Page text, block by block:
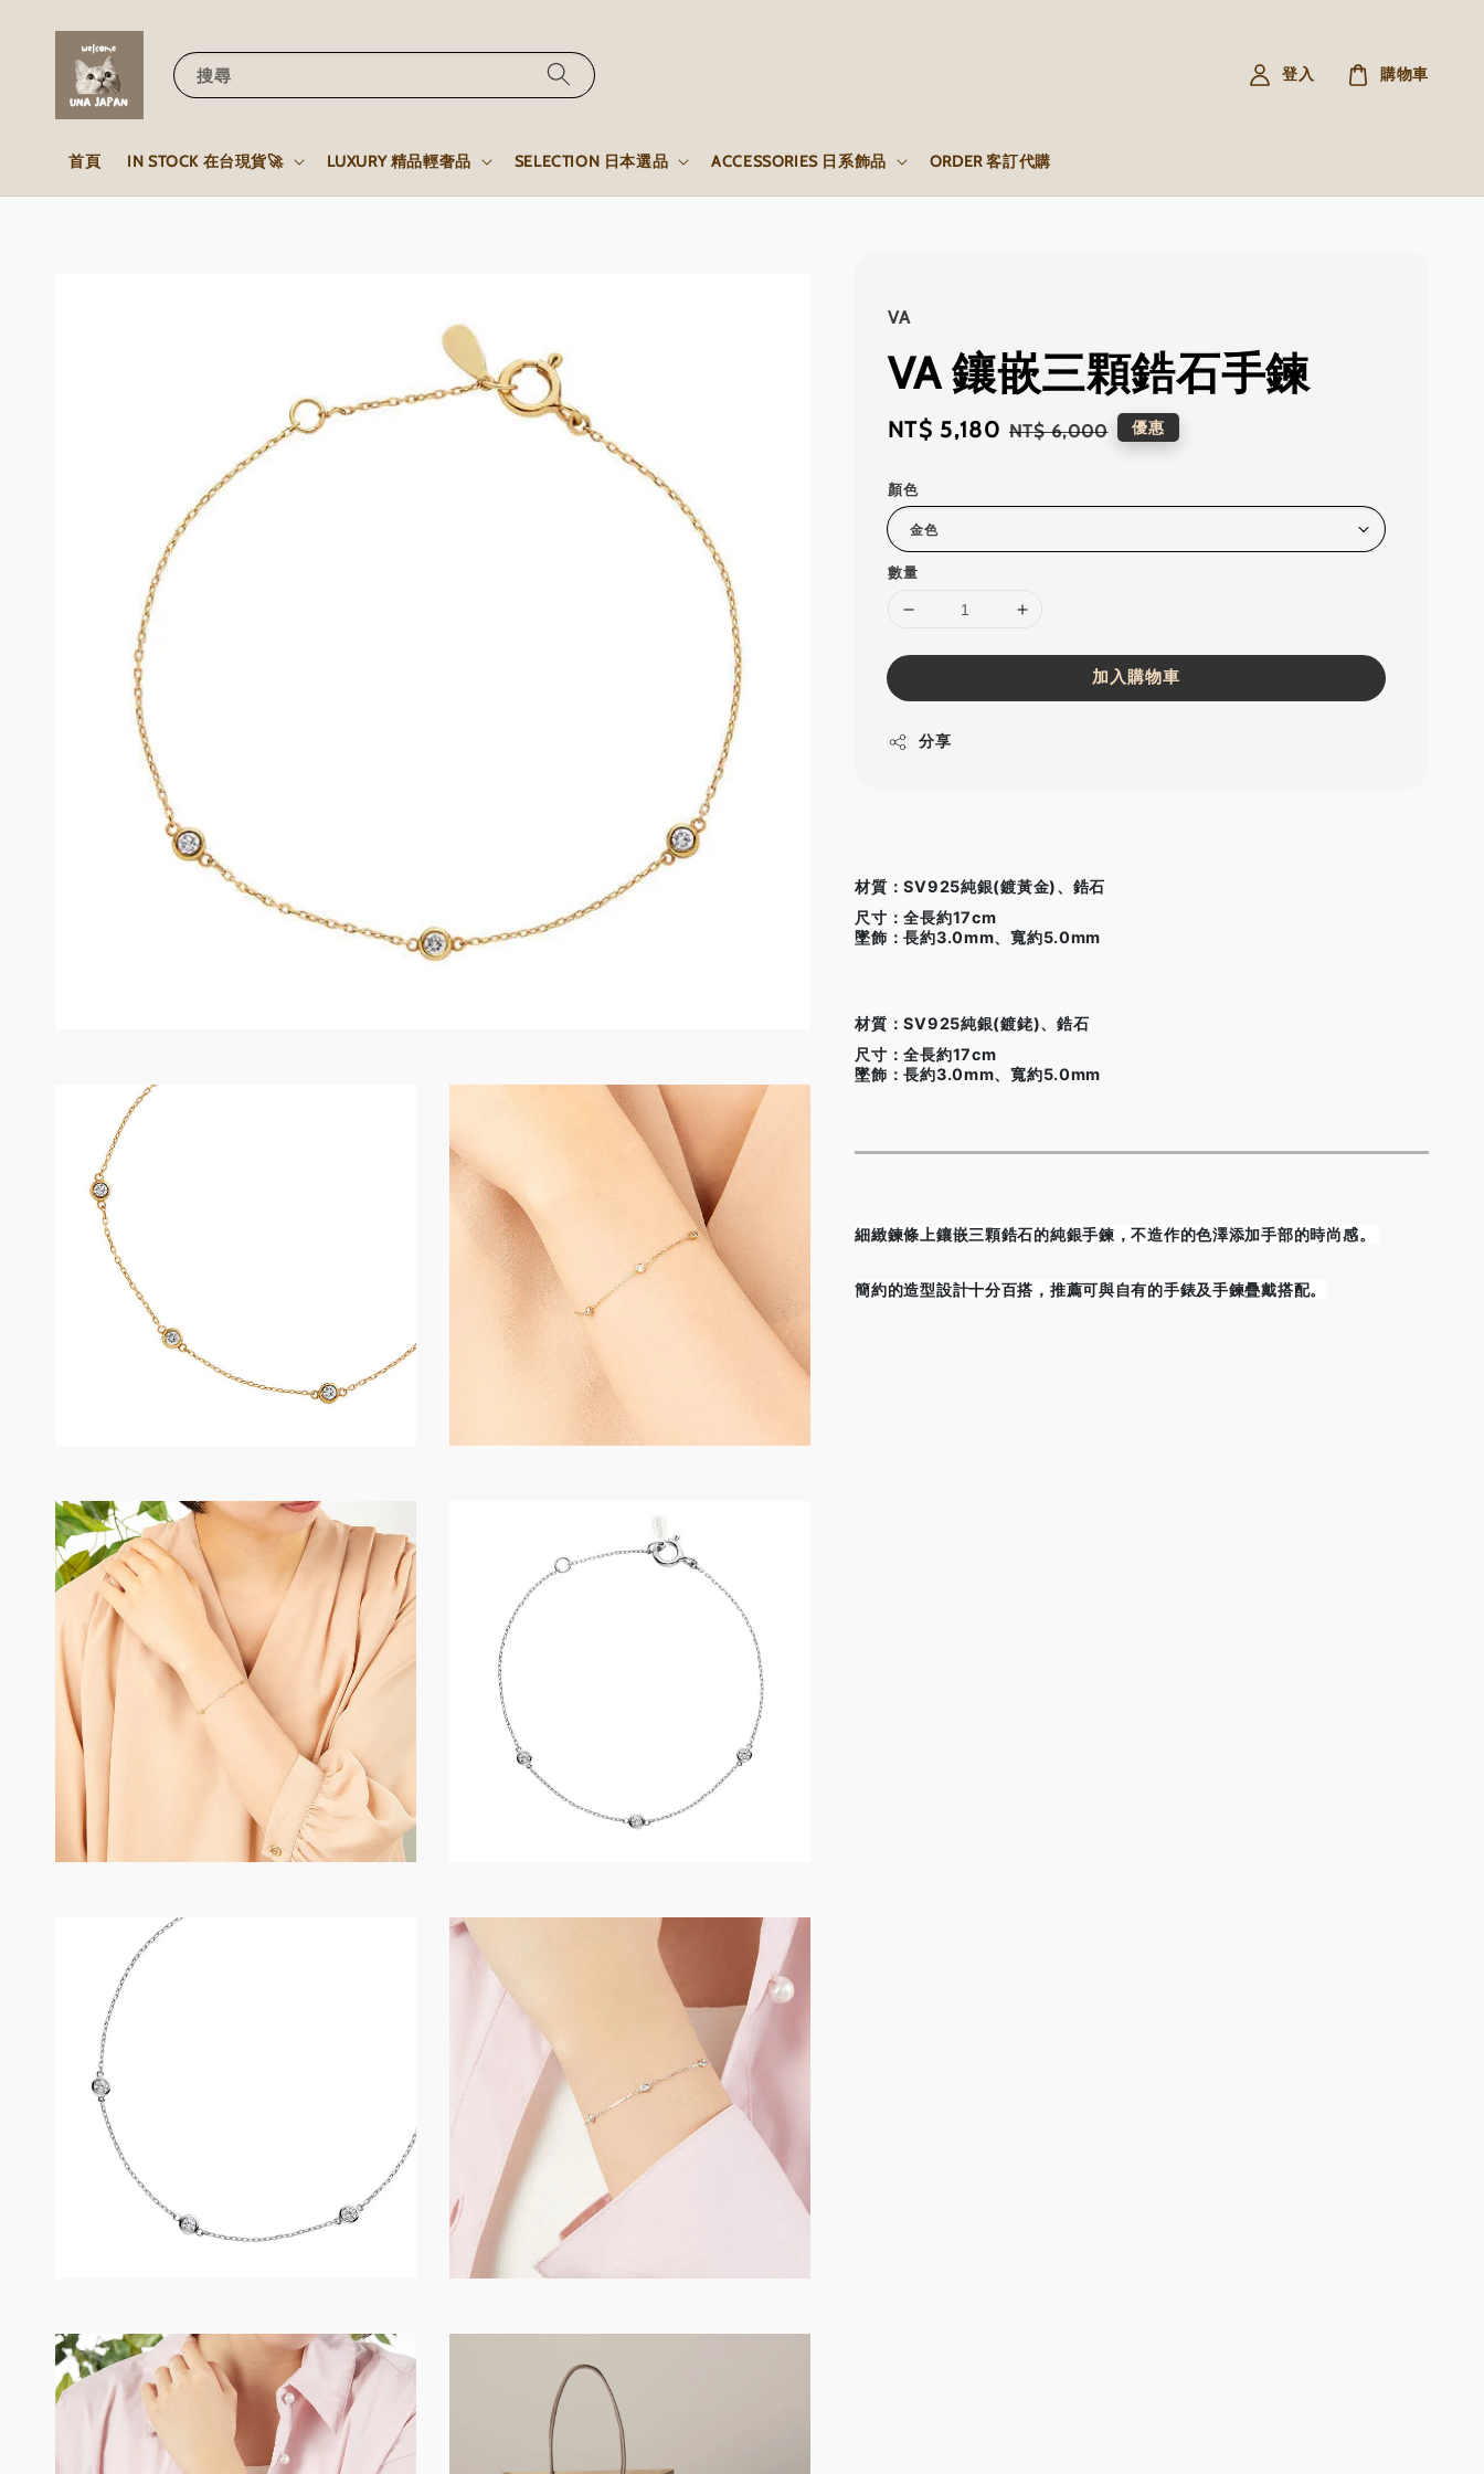
搜尋
首頁 IN STOCK 在台現貨🚀 LUXURY 精品輕奢品 SELECTION 日本選品 ACCESSORIES 日系飾品 ORDER 客訂代購
登入 購物車
VA
VA 鑲嵌三顆鋯石手鍊
Sale
NT$ 5,180 Regular
NT$ 6,000 優惠
顏色
數量
加入購物車
分享
材質：SV925純銀(鍍黃金)、鋯石
尺寸：全長約17cm
墜飾：長約3.0mm、寬約5.0mm
材質：SV925純銀(鍍銠)、鋯石
尺寸：全長約17cm
墜飾：長約3.0mm、寬約5.0mm
細緻鍊條上鑲嵌三顆鋯石的純銀手鍊，不造作的色澤添加手部的時尚感。
簡約的造型設計十分百搭，推薦可與自有的手錶及手鍊疊戴搭配。